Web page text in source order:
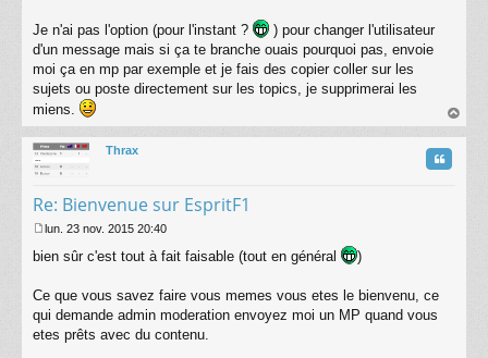
Je n'ai pas l'option (pour l'instant ?
) pour changer l'utilisateur
d'un message mais si ça te branche ouais pourquoi pas, envoie
moi ça en mp par exemple et je fais des copier coller sur les
sujets ou poste directement sur les topics, je supprimerai les
miens.
au
Thrax
Re: Bienvenue sur EspritF1
Citation
e
g
e
lun. 23 nov. 2015 20:40
bien sûr c'est tout à fait faisable (tout en général )
Ce que vous savez faire vous memes vous etes le bienvenu, ce
qui demande admin moderation envoyez moi un MP quand vous
etes prêts avec du contenu.